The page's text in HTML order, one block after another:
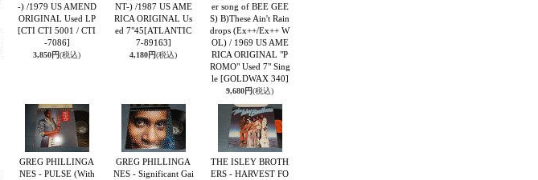
-) /1979 US AMEND
ORIGINAL Used LP
[CTI CTI 5001 / CTI
-7086]
3,850円(税込)
NT-) /1987 US AME
RICA ORIGINAL Us
ed 7"45[ATLANTIC
7-89163]
4,180円(税込)
er song of BEE GEE
S) B)These Ain't Rain
drops (Ex++/Ex++ W
OL) / 1969 US AME
RICA ORIGINAL "P
ROMO" Used 7" Sing
le [GOLDWAX 340]
9,680円(税込)
GREG PHILLINGA
NES - PULSE (With
GREG PHILLINGA
NES - Significant Gai
THE ISLEY BROTH
ERS - HARVEST FO